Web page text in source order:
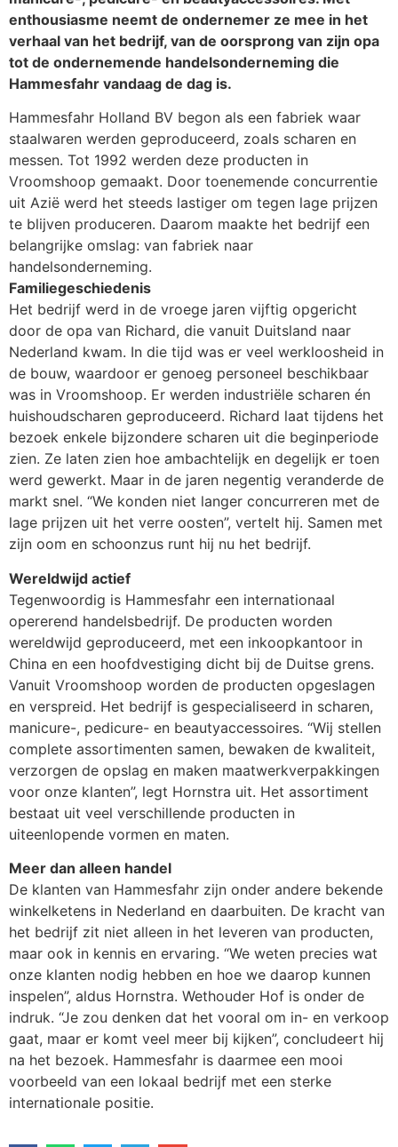
enthousiasme neemt de ondernemer ze mee in het
verhaal van het bedrijf, van de oorsprong van zijn opa
tot de ondernemende handelsonderneming die
Hammesfahr vandaag de dag is.
Hammesfahr Holland BV begon als een fabriek waar
staalwaren werden geproduceerd, zoals scharen en
messen. Tot 1992 werden deze producten in
Vroomshoop gemaakt. Door toenemende concurrentie
uit Azië werd het steeds lastiger om tegen lage prijzen
te blijven produceren. Daarom maakte het bedrijf een
belangrijke omslag: van fabriek naar
handelsonderneming.
Familiegeschiedenis
Het bedrijf werd in de vroege jaren vijftig opgericht
door de opa van Richard, die vanuit Duitsland naar
Nederland kwam. In die tijd was er veel werkloosheid in
de bouw, waardoor er genoeg personeel beschikbaar
was in Vroomshoop. Er werden industriële scharen én
huishoudscharen geproduceerd. Richard laat tijdens het
bezoek enkele bijzondere scharen uit die beginperiode
zien. Ze laten zien hoe ambachtelijk en degelijk er toen
werd gewerkt. Maar in de jaren negentig veranderde de
markt snel. “We konden niet langer concurreren met de
lage prijzen uit het verre oosten”, vertelt hij. Samen met
zijn oom en schoonzus runt hij nu het bedrijf.
Wereldwijd actief
Tegenwoordig is Hammesfahr een internationaal
opererend handelsbedrijf. De producten worden
wereldwijd geproduceerd, met een inkoopkantoor in
China en een hoofdvestiging dicht bij de Duitse grens.
Vanuit Vroomshoop worden de producten opgeslagen
en verspreid. Het bedrijf is gespecialiseerd in scharen,
manicure-, pedicure- en beautyaccessoires. “Wij stellen
complete assortimenten samen, bewaken de kwaliteit,
verzorgen de opslag en maken maatwerkverpakkingen
voor onze klanten”, legt Hornstra uit. Het assortiment
bestaat uit veel verschillende producten in
uiteenlopende vormen en maten.
Meer dan alleen handel
De klanten van Hammesfahr zijn onder andere bekende
winkelketens in Nederland en daarbuiten. De kracht van
het bedrijf zit niet alleen in het leveren van producten,
maar ook in kennis en ervaring. “We weten precies wat
onze klanten nodig hebben en hoe we daarop kunnen
inspelen”, aldus Hornstra. Wethouder Hof is onder de
indruk. “Je zou denken dat het vooral om in- en verkoop
gaat, maar er komt veel meer bij kijken”, concludeert hij
na het bezoek. Hammesfahr is daarmee een mooi
voorbeeld van een lokaal bedrijf met een sterke
internationale positie.